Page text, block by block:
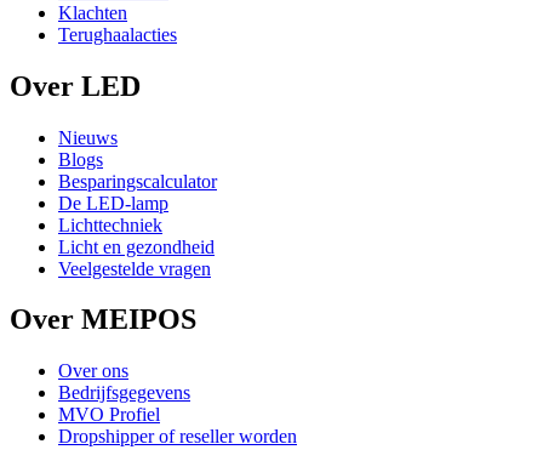
Klachten
Terughaalacties
Over LED
Nieuws
Blogs
Besparingscalculator
De LED-lamp
Lichttechniek
Licht en gezondheid
Veelgestelde vragen
Over MEIPOS
Over ons
Bedrijfsgegevens
MVO Profiel
Dropshipper of reseller worden